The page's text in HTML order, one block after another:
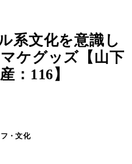
系文化を意識し
ケグッズ【山下
：116】
・文化